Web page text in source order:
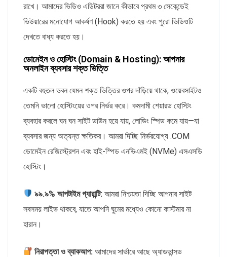
রাখে। আমাদের ভিডিও এডিটররা জানে কীভাবে প্রথম ৩ সেকেন্ডেই
ভিউয়ারের মনোযোগ আকর্ষণ (Hook) করতে হয় এবং পুরো ভিডিওটি
দেখতে বাধ্য করতে হয়।
ডোমেইন ও হোস্টিং (Domain & Hosting): আপনার
অনলাইন ব্যবসার শক্ত ভিত্তি
একটি বহুতল ভবন যেমন শক্ত ভিত্তির ওপর দাঁড়িয়ে থাকে, ওয়েবসাইটও
তেমনি ভালো হোস্টিংয়ের ওপর নির্ভর করে। কমদামী শেয়ারড হোস্টিং
ব্যবহার করলে ঘন ঘন সাইট ডাউন হয়ে যায়, লোডিং স্পিড কমে যায়—যা
ব্যবসার জন্য অত্যন্ত ক্ষতিকর। আমরা দিচ্ছি নির্ভরযোগ্য .COM
ডোমেইন রেজিস্ট্রেশন এবং হাই-স্পিড এনভিএমই (NVMe) এসএসডি
হোস্টিং।
৯৯.৯% আপটাইম গ্যারান্টি: আমরা নিশ্চয়তা দিচ্ছি আপনার সাইট
সবসময় লাইভ থাকবে, যাতে আপনি ঘুমের মধ্যেও কোনো কাস্টমার না
হারান।
নিরাপত্তা ও ব্যাকআপ: আমাদের সার্ভারে আছে অ্যাডভান্সড